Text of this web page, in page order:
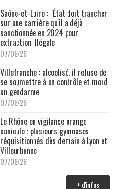
Saône-et-Loire : l'État doit trancher
sur une carrière qu'il a déjà
sanctionnée en 2024 pour
extraction illégale
07/08/26
Villefranche : alcoolisé, il refuse de
se soumettre à un contrôle et mord
un gendarme
07/08/26
Le Rhône en vigilance orange
canicule : plusieurs gymnases
réquisitionnés dès demain à Lyon et
Villeurbanne
07/08/26
+ d'infos